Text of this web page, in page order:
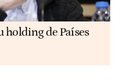
holding de Países